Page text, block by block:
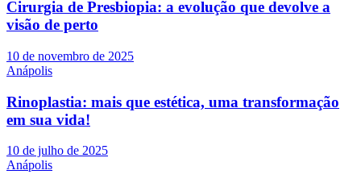
Cirurgia de Presbiopia: a evolução que devolve a
visão de perto
10 de novembro de 2025
Anápolis
Rinoplastia: mais que estética, uma transformação
em sua vida!
10 de julho de 2025
Anápolis